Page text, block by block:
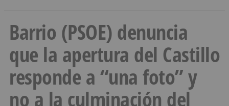
Barrio (PSOE) denuncia
que la apertura del Castillo
responde a “una foto” y
no a la culminación del